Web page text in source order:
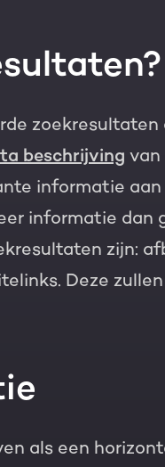
zoekresultaten
beschrijving van
informatie
informatie dan
zijn:
Deze
als een